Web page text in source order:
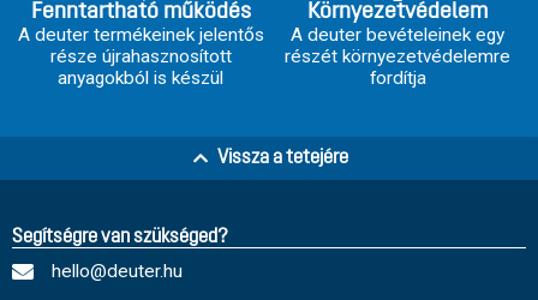
Fenntartható működés
A deuter termékeinek jelentős
része újrahasznosított
anyagokból is készül
Környezetvédelem
A deuter bevételeinek egy
részét környezetvédelemre
fordítja
Vissza a tetejére
Segítségre van szükséged?
hello@deuter.hu